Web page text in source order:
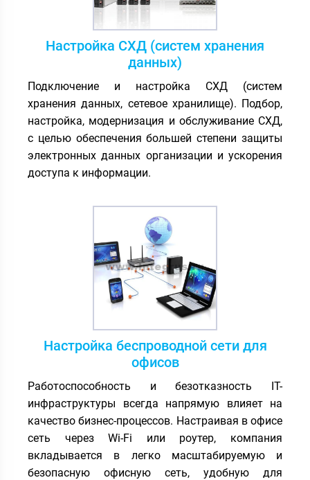
Настройка СХД (систем хранения
данных)
Подключение и настройка СХД (систем
хранения данных, сетевое хранилище). Подбор,
настройка, модернизация и обслуживание СХД,
с целью обеспечения большей степени защиты
электронных данных организации и ускорения
доступа к информации.
Настройка беспроводной сети для
офисов
Работоспособность и безотказность IT-
инфраструктуры всегда напрямую влияет на
качество бизнес-процессов. Настраивая в офисе
сеть через Wi-Fi или роутер, компания
вкладывается в легко масштабируемую и
безопасную офисную сеть, удобную для